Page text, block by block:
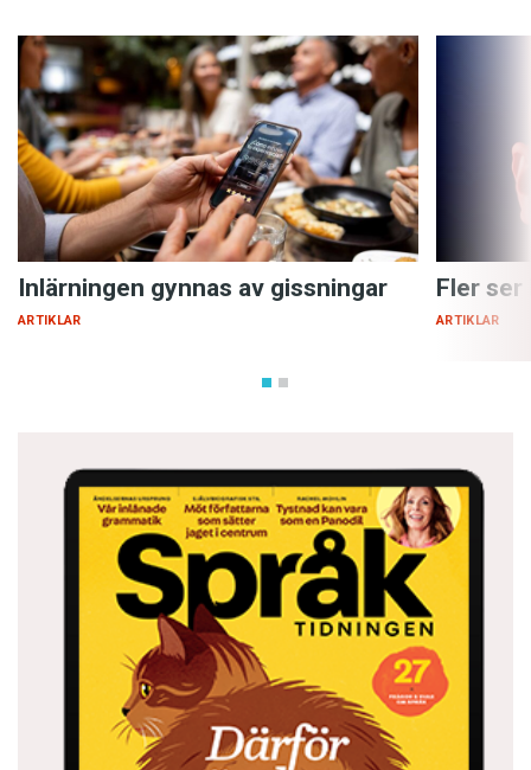
Inlärningen gynnas av gissningar
ARTIKLAR
Fler
ARTIKLAR